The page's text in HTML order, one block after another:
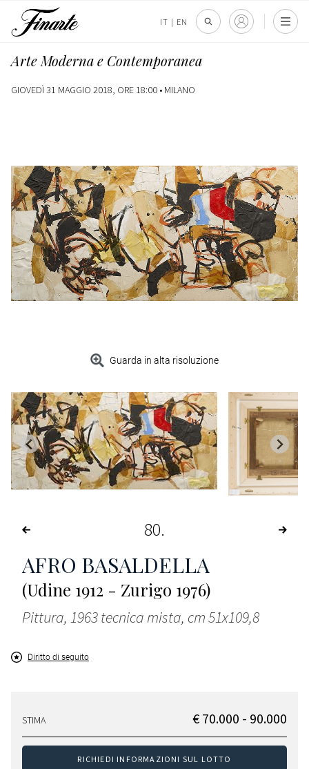
IT | EN
Arte Moderna e Contemporanea
GIOVEDÌ 31 MAGGIO 2018, ORE 18:00 • MILANO
Guarda in alta risoluzione
80
AFRO BASALDELLA
(Udine 1912 - Zurigo 1976)
Pittura, 1963 tecnica mista, cm 51x109,8
Diritto di seguito
STIMA € 70.000 - 90.000
RICHIEDI INFORMAZIONI SUL LOTTO